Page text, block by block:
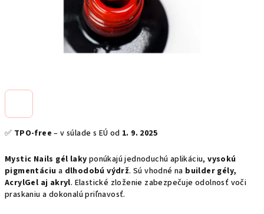
✅ TPO-free – v súlade s EÚ od 1. 9. 2025
Mystic Nails gél laky ponúkajú jednoduchú aplikáciu,vysokú
pigmentáciu a dlhodobú výdrž. Sú vhodné na builder gély,
AcrylGel aj akryl. Elastické zloženie zabezpečuje odolnosť voči
praskaniu a dokonalú priľnavosť.